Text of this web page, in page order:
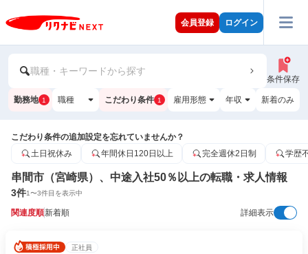
会員登録 ログイン
職種・キーワードから探す
条件保存
勤務地 1 職種 こだわり条件 1 雇用形態 年収 新着のみ
こだわり条件の追加設定を忘れていませんか？
土日祝休み
年間休日120日以上 完全週休2日制 学歴
串間市（宮崎県）、中途入社50％以上の転職・求人情報
3件1〜3件目を表示中
関連度順新着順 詳細表示
正社員